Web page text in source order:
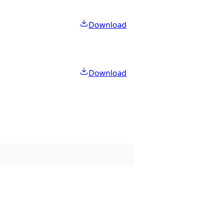
Download
Download